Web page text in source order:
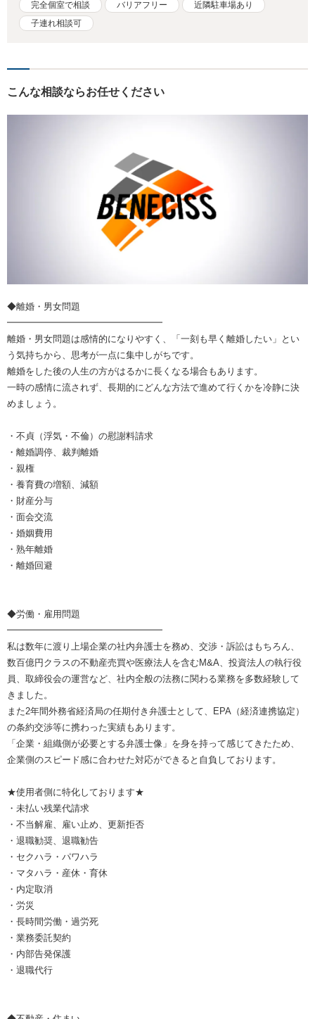
完全個室で相談 バリアフリー
近隣駐車場あり
子連れ相談可
こんな相談ならお任せください
◆離婚・男女問題
━━━━━━━━━━━━━━━━━
離婚・男女問題は感情的になりやすく、「一刻も早く離婚したい」とい
う気持ちから、思考が一点に集中しがちです。
離婚をした後の人生の方がはるかに長くなる場合もあります。
一時の感情に流されず、長期的にどんな方法で進めて行くかを冷静に決
めましょう。
・不貞（浮気・不倫）の慰謝料請求
・離婚調停、裁判離婚
・親権
・養育費の増額、減額
・財産分与
・面会交流
・婚姻費用
・熟年離婚
・離婚回避
◆労働・雇用問題
━━━━━━━━━━━━━━━━━
私は数年に渡り上場企業の社内弁護士を務め、交渉・訴訟はもちろん、
数百億円クラスの不動産売買や医療法人を含むM&A、投資法人の執行役
員、取締役会の運営など、社内全般の法務に関わる業務を多数経験して
きました。
また2年間外務省経済局の任期付き弁護士として、EPA（経済連携協定）
の条約交渉等に携わった実績もあります。
「企業・組織側が必要とする弁護士像」を身を持って感じてきたため、
企業側のスピード感に合わせた対応ができると自負しております。
★使用者側に特化しております★
・未払い残業代請求
・不当解雇、雇い止め、更新拒否
・退職勧奨、退職勧告
・セクハラ・パワハラ
・マタハラ・産休・育休
・内定取消
・労災
・長時間労働・過労死
・業務委託契約
・内部告発保護
・退職代行